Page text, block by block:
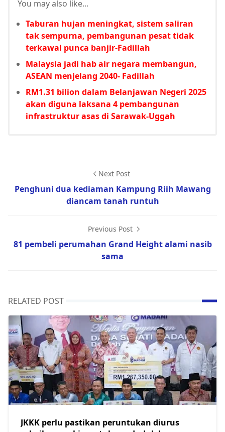
You may also like...
Taburan hujan meningkat, sistem saliran
tak sempurna, pembangunan pesat tidak
terkawal punca banjir-Fadillah
Malaysia jadi hab air negara membangun,
ASEAN menjelang 2040- Fadillah
RM1.31 bilion dalam Belanjawan Negeri 2025
akan diguna laksana 4 pembangunan
infrastruktur asas di Sarawak-Uggah
Next Post
Penghuni dua kediaman Kampung Riih Mawang
diancam tanah runtuh
Previous Post
81 pembeli perumahan Grand Height alami nasib
sama
RELATED POST
JKKK perlu pastikan peruntukan diurus